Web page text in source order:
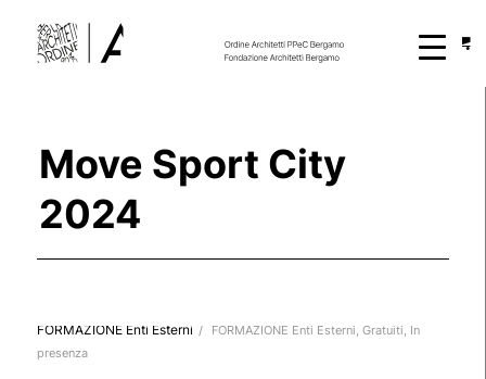
Move Sport City
2024
FORMAZIONE Enti Esterni / FORMAZIONE Enti Esterni, Gratuiti, In
presenza